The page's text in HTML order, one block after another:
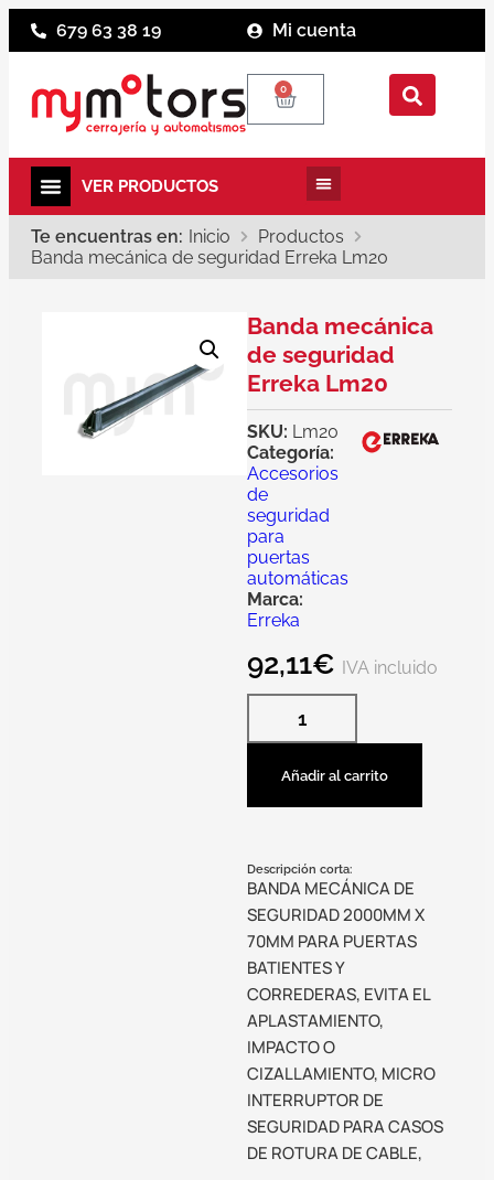
679 63 38 19 Mi cuenta
0
Te encuentras en: Inicio
Productos
Banda mecánica de seguridad Erreka Lm20
Banda mecánica
de seguridad
Erreka Lm20
SKU: Lm20
Categoría:
Accesorios
de
seguridad
para
puertas
automáticas
Marca:
Erreka
92,11€ IVA incluido
Añadir al carrito
Descripción corta:
BANDA MECÁNICA DE
SEGURIDAD 2000MM X
70MM PARA PUERTAS
BATIENTES Y
CORREDERAS, EVITA EL
APLASTAMIENTO,
IMPACTO O
CIZALLAMIENTO, MICRO
INTERRUPTOR DE
SEGURIDAD PARA CASOS
DE ROTURA DE CABLE,